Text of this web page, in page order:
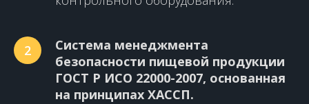
2
Система менеджмента
безопасности пищевой продукции
ГОСТ Р ИСО 22000-2007, основанная
на принципах ХАССП.